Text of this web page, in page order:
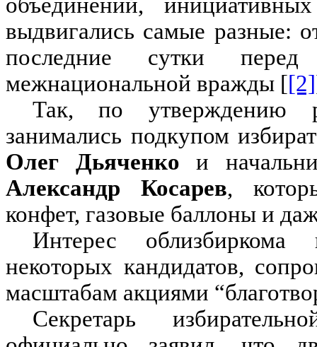
выдвигались самые разные:
последние сутки
межнациональной вражды [[2]
Так, по утверждению
занимались подкупом
Олег Дьяченко и
Александр Косарев,
конфет, газовые баллоны и
Интерес облизбиркома
некоторых кандидатов,
масштабам акциями
Секретарь